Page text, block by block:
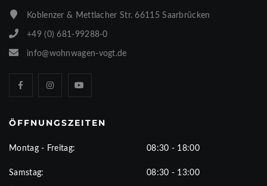
Koblenzer & Mettlacher Str. 66115 Saarbrücken
+49 (0) 681-99288-0
info@wohnwagen-vogt.de
ÖFFNUNGSZEITEN
Montag - Freitag: 08:30 - 18:00
Samstag: 08:30 - 13:00